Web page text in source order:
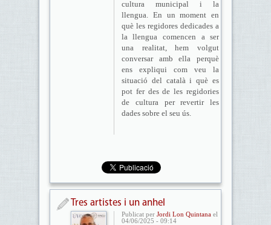
cultura municipal i la
llengua. En un moment en
què les regidores dedicades a
la llengua comencen a ser
una realitat, hem volgut
conversar amb ella perquè
ens expliqui com veu la
situació del català i què es
pot fer des de les regidories
de cultura per revertir les
dades sobre el seu ús.
Tres artistes i un anhel
Publicat per Jordi Lon Quintanael
04/06/2025 - 09:14